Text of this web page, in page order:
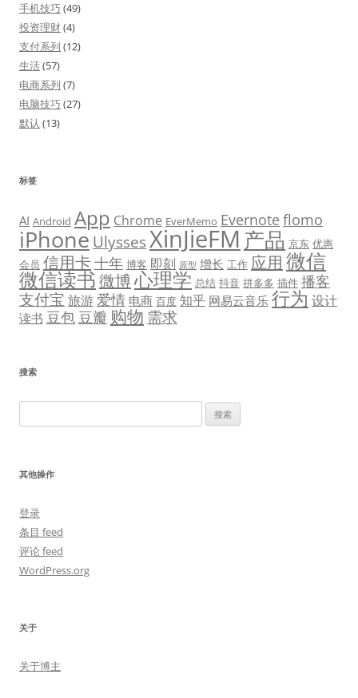
手机技巧(49)
投资理财(4)
支付系列 (12)
生活(57)
电商系列 (7)
电脑技巧(27)
默认 (13)
标签
AI Android App Chrome EverMemo Evernote flomo
iPhoneUlyssesXinJieFM 产品 京东 优惠
会员 信用卡十年 博客 即刻 原型 增长 工作 应用 微信
微信读书微博心理学 总结 抖音 拼多多 插件 播客
支付宝 旅游爱情 电商 百度 知乎 网易云音乐 行为 设计
读书 豆包豆瓣 购物 需求
搜索
索：
其他操作
登录
条目 feed
评论 feed
WordPress.org
关于
关于博主